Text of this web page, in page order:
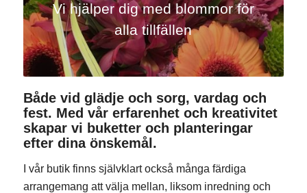
Vi hjälper dig med blommor för
alla tillfällen
Både vid glädje och sorg, vardag och
fest. Med vår erfarenhet och kreativitet
skapar vi buketter och planteringar
efter dina önskemål.
I vår butik finns självklart också många färdiga
arrangemang att välja mellan, liksom inredning och